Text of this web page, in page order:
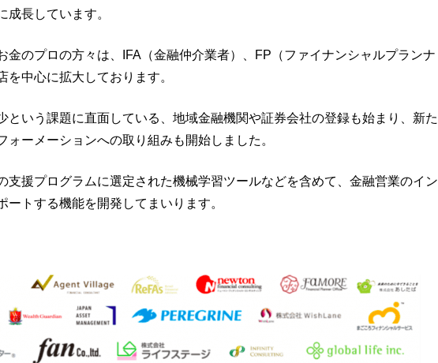
成長しています。
金のプロの方々は、IFA（金融仲介業者）、FP（ファイナンシャルプランナ
を中心に拡大しております。
という課題に直面している、地域金融機関や証券会社の登録も始まり、新た
ォーメーションへの取り組みも開始しました。
支援プログラムに選定された機械学習ツールなどを含めて、金融営業のイン
ートする機能を開発してまいります。